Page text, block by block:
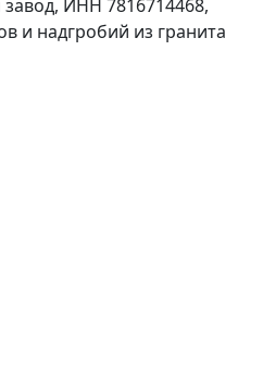
ИНН 7816714468,
и надгробий из гранита